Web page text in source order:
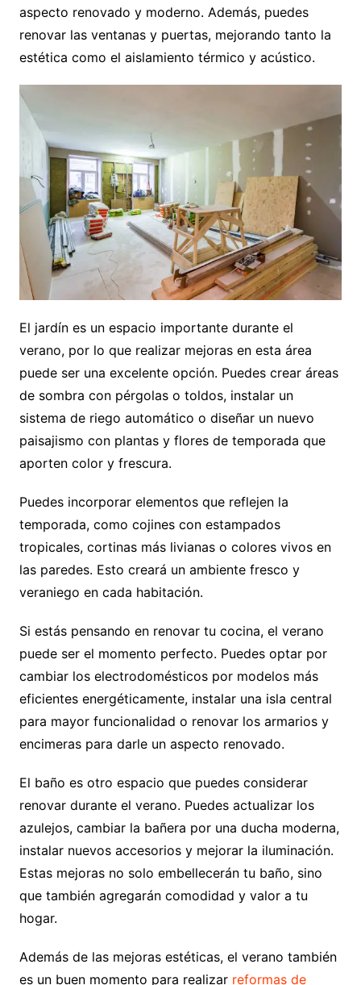
aspecto renovado y moderno. Además, puedes
renovar las ventanas y puertas, mejorando tanto la
estética como el aislamiento térmico y acústico.
El jardín es un espacio importante durante el
verano, por lo que realizar mejoras en esta área
puede ser una excelente opción. Puedes crear áreas
de sombra con pérgolas o toldos, instalar un
sistema de riego automático o diseñar un nuevo
paisajismo con plantas y flores de temporada que
aporten color y frescura.
Puedes incorporar elementos que reflejen la
temporada, como cojines con estampados
tropicales, cortinas más livianas o colores vivos en
las paredes. Esto creará un ambiente fresco y
veraniego en cada habitación.
Si estás pensando en renovar tu cocina, el verano
puede ser el momento perfecto. Puedes optar por
cambiar los electrodomésticos por modelos más
eficientes energéticamente, instalar una isla central
para mayor funcionalidad o renovar los armarios y
encimeras para darle un aspecto renovado.
El baño es otro espacio que puedes considerar
renovar durante el verano. Puedes actualizar los
azulejos, cambiar la bañera por una ducha moderna,
instalar nuevos accesorios y mejorar la iluminación.
Estas mejoras no solo embellecerán tu baño, sino
que también agregarán comodidad y valor a tu
hogar.
Además de las mejoras estéticas, el verano también
es un buen momento para realizar reformas de